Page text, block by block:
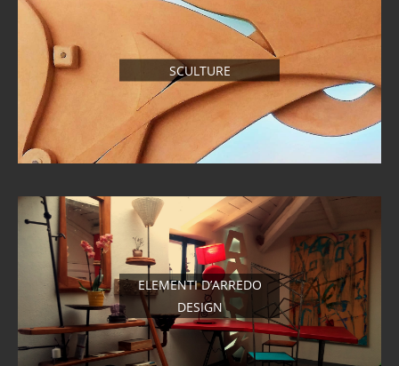
SCULTURE
ELEMENTI D’ARREDO
DESIGN